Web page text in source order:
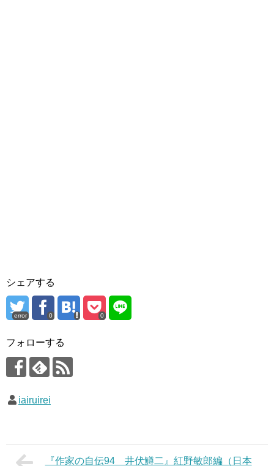
シェアする
error 0 0
フォローする
iairuirei
『作家の自伝94 井伏鱒二』紅野敏郎編（日本